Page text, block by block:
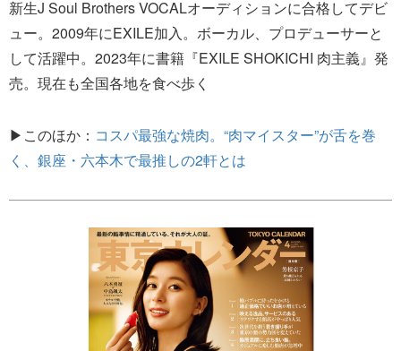
新生J Soul Brothers VOCALオーディションに合格してデビ
ュー。2009年にEXILE加入。ボーカル、プロデューサーと
して活躍中。2023年に書籍『EXILE SHOKICHI 肉主義』発
売。現在も全国各地を食べ歩く
▶このほか： コスパ最強な焼肉。“肉マイスター”が舌を巻
く、銀座・六本木で最推しの2軒とは